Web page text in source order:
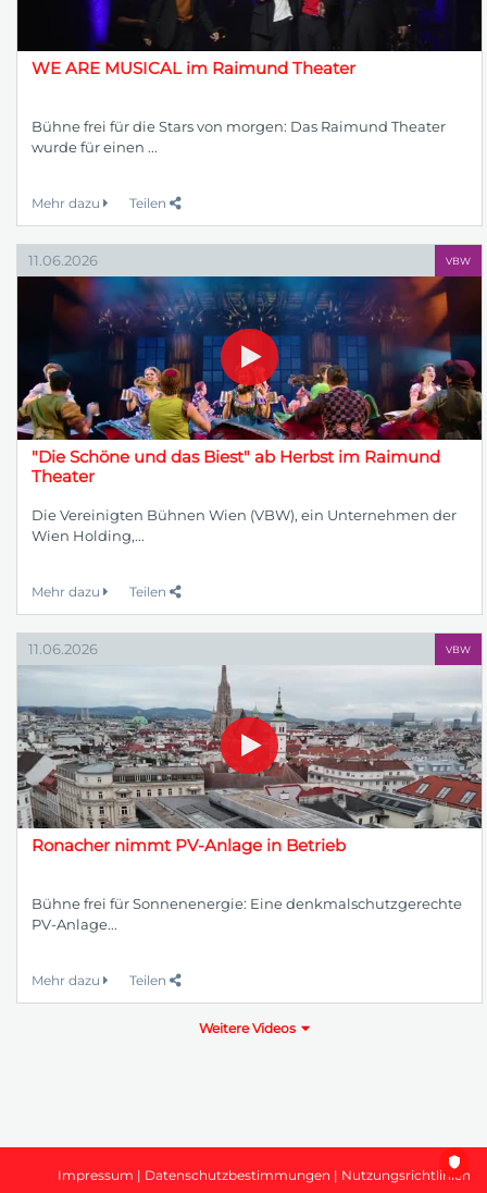
WE ARE MUSICAL im Raimund Theater
Bühne frei für die Stars von morgen: Das Raimund Theater
wurde für einen ...
Mehr dazu Teilen
11.06.2026 VBW
"Die Schöne und das Biest" ab Herbst im Raimund
Theater
Die Vereinigten Bühnen Wien (VBW), ein Unternehmen der
Wien Holding,...
Mehr dazu Teilen
11.06.2026 VBW
Ronacher nimmt PV-Anlage in Betrieb
Bühne frei für Sonnenenergie: Eine denkmalschutzgerechte
PV-Anlage...
Mehr dazu Teilen
Weitere Videos
Impressum | Datenschutzbestimmungen | Nutzungsrichtlinien